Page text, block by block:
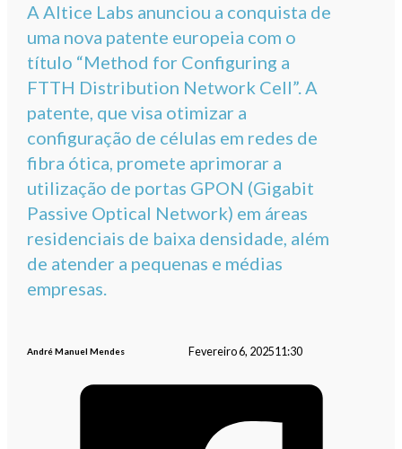
A Altice Labs anunciou a conquista de
uma nova patente europeia com o
título “Method for Configuring a
FTTH Distribution Network Cell”. A
patente, que visa otimizar a
configuração de células em redes de
fibra ótica, promete aprimorar a
utilização de portas GPON (Gigabit
Passive Optical Network) em áreas
residenciais de baixa densidade, além
de atender a pequenas e médias
empresas.
André Manuel Mendes Fevereiro 6, 202511:30